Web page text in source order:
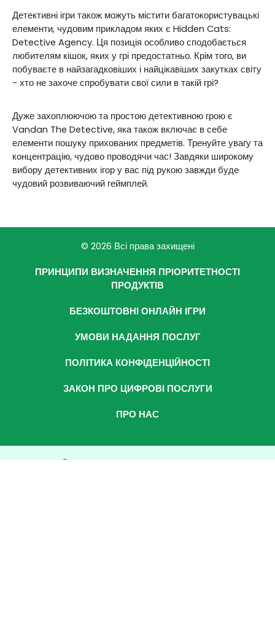
Детективні ігри також можуть містити багатокористувацькі
елементи, чудовим прикладом яких є Hidden Cats:
Detective Agency. Ця позиція особливо сподобається
любителям кішок, яких у грі предостатньо. Крім того, ви
побуваєте в найзагадковіших і найцікавіших закутках світу
- хто не захоче спробувати свої сили в такій грі?
Дуже захоплюючою та простою детективною грою є
Vandan The Detective, яка також включає в себе
елементи пошуку прихованих предметів. Тренуйте увагу та
концентрацію, чудово проводячи час! Завдяки широкому
вибору детективних ігор у вас під рукою завжди буде
чудовий розвиваючий геймплей.
© 2026 Всі права захищені
ПРИНЦИПИ ВИЗНАЧЕННЯ ПРІОРИТЕТНОСТІ
ПРОДУКТІВ
БЕЗКОШТОВНІ ОНЛАЙН ІГРИ
УМОВИ НАДАННЯ ПОСЛУГ
ПОЛІТИКА КОНФІДЕНЦІЙНОСТІ
ЗАКОН ПРО ЦИФРОВІ ПОСЛУГИ
ПРО НАС